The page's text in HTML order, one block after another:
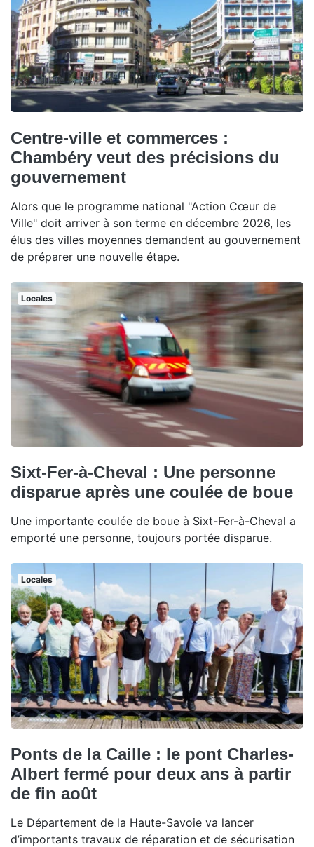
Centre-ville et commerces :
Chambéry veut des précisions du
gouvernement
Alors que le programme national "Action Cœur de
Ville" doit arriver à son terme en décembre 2026, les
élus des villes moyennes demandent au gouvernement
de préparer une nouvelle étape.
Locales
Sixt-Fer-à-Cheval : Une personne
disparue après une coulée de boue
Une importante coulée de boue à Sixt-Fer-à-Cheval a
emporté une personne, toujours portée disparue.
Locales
Ponts de la Caille : le pont Charles-
Albert fermé pour deux ans à partir
de fin août
Le Département de la Haute-Savoie va lancer
d’importants travaux de réparation et de sécurisation